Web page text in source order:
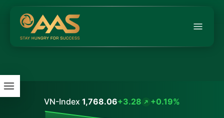
VN-Index 1,768.06+3.28 +0.19%